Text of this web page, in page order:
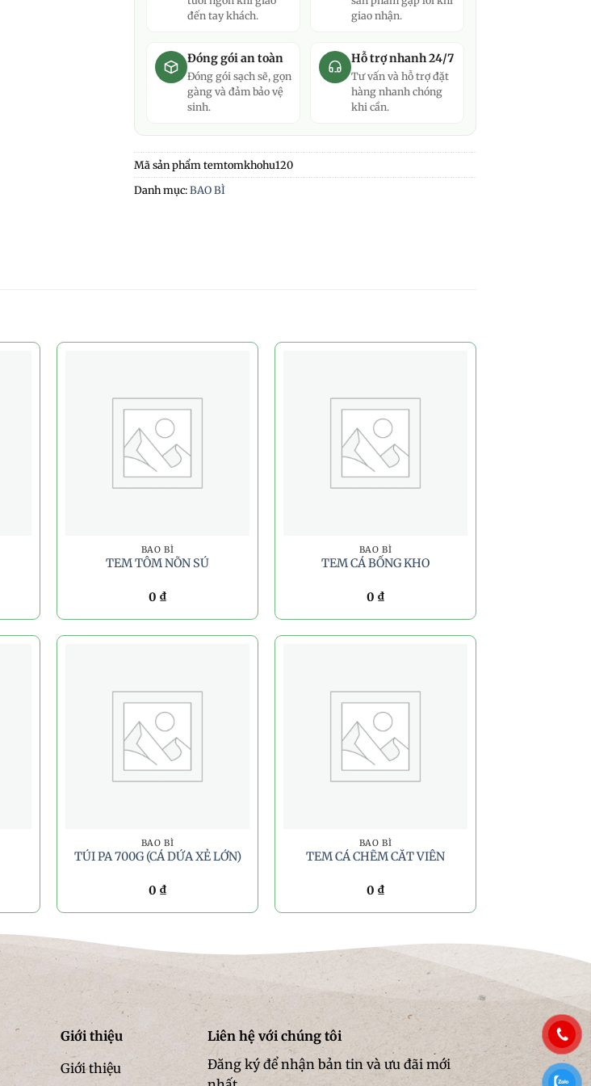
đến tay khách.
giao nhận.
Đóng gói an toàn
Đóng gói sạch sẽ, gọn
gàng và đảm bảo vệ
sinh.
Hỗ trợ nhanh 24/7
Tư vấn và hỗ trợ đặt
hàng nhanh chóng
khi cần.
Mã sản phẩmtemtomkhohu120
Danh mục:BAO BÌ
BAO BÌ
TEM TÔM NÕN SÚ
0 ₫
BAO BÌ
TEM CÁ BỐNG KHO
0 ₫
BAO BÌ
TÚI PA 700G (CÁ DỨA XẺ LỚN)
0 ₫
BAO BÌ
TEM CÁ CHẼM CẮT VIÊN
0 ₫
Giới thiệu
Giới thiệu
Liên hệ với chúng tôi
Đăng ký để nhận bản tin và ưu đãi mới